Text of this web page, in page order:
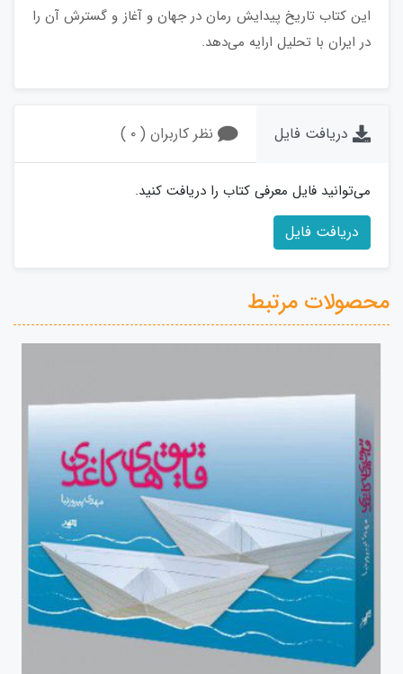
این کتاب تاریخ پیدایش رمان‌ در جهان و آغاز و گسترش آن را
در ایران با تحلیل ارایه می‌دهد.
دریافت فایل نظر کاربران ( ۰ )
می‌توانید فایل معرفی کتاب را دریافت کنید.
دریافت فایل
محصولات مرتبط